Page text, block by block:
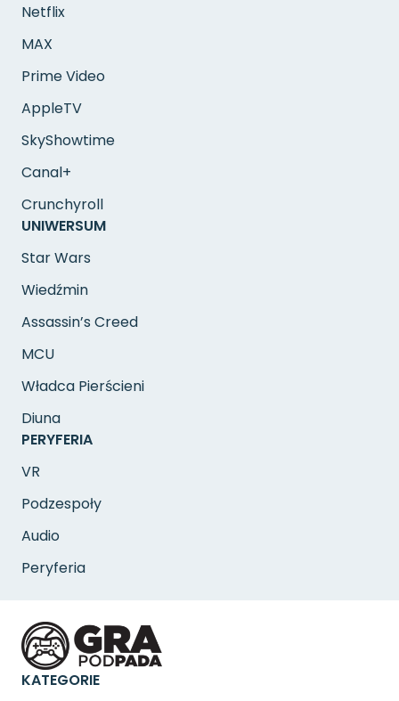
Netflix
MAX
Prime Video
AppleTV
SkyShowtime
Canal+
Crunchyroll
UNIWERSUM
Star Wars
Wiedźmin
Assassin’s Creed
MCU
Władca Pierścieni
Diuna
PERYFERIA
VR
Podzespoły
Audio
Peryferia
KATEGORIE